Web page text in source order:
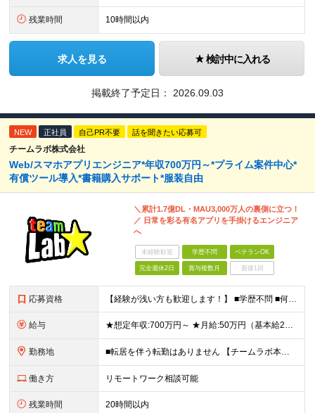
残業時間 10時間以内
求人を見る 検討中に入れる
掲載終了予定日： 2026.09.03
NEW 正社員 自己PR不要 話を聞きたい応募可
チームラボ株式会社
Web/スマホアプリエンジニア*年収700万円～*プライム案件中心*
有償ツール導入*書籍購入サポート*服装自由
＼累計1.7億DL・MAU3,000万人の裏側に立つ！
／ 日常を彩る有名アプリを手掛けるエンジニア
へ
未経験歓迎 学歴不問 ベテランOK
完全週休2日 賞与複数月 面接1回
応募資格 【経験が浅い方も歓迎します！】 ■学歴不問 ■何らかのプログラミング言語を用いた開発実務経験3年以上(言語不問) ＼こんな方に向いています／ ・有名アプリや数千万規模のサービス開発に携わりたい方 ・
給与 ★想定年収:700万円～ ★月給:50万円（基本給22万円〜＋諸手当21万円1250円～） ※上記に固定残業代（68,750円/月40時間分）を含む。超過分は別途支給 ※試用期間3ヵ月あり。期間中の
勤務地 ■転居を伴う転勤はありません 【チームラボ本社】 東京都千代田区神田小川町2-12 小川町進興ビル チームラボ本社他、会社が指定する場所 ※原則出社ですが、合理的な理由がある場合はリモート(在宅勤
働き方 リモートワーク相談可能
残業時間 20時間以内